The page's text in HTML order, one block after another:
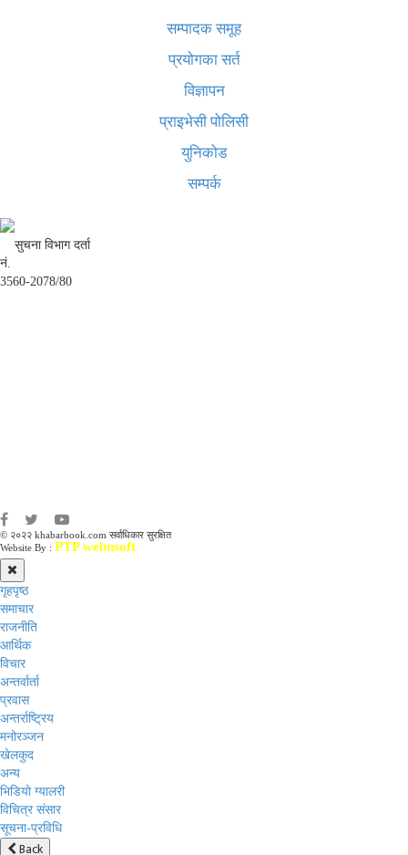
सम्पादक समूह
प्रयोगका सर्त
विज्ञापन
प्राइभेसी पोलिसी
युनिकोड
सम्पर्क
सुचना विभाग दर्ता
नं.
3560-2078/80
© २०२२ khabarbook.com सर्वाधिकार सुरक्षित
Website By : PTP webnsoft
गृहपृष्ठ
समाचार
राजनीति
आर्थिक
विचार
अन्तर्वार्ता
प्रवास
अन्तर्राष्ट्रिय
मनोरञ्जन
खेलकुद
अन्य
भिडियो ग्यालरी
विचित्र संसार
सूचना-प्रविधि
Back